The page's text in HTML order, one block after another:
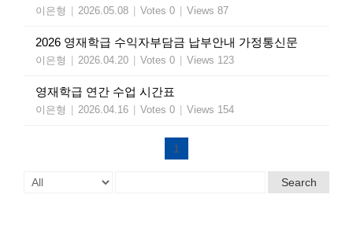
이은형 2026.05.08 Votes 0 Views 87
2026 영재학급 수익자부담금 납부안내 가정통신문
이은형 2026.04.20 Votes 0 Views 123
영재학급 연간 수업 시간표
이은형 2026.04.16 Votes 0 Views 154
1
Search